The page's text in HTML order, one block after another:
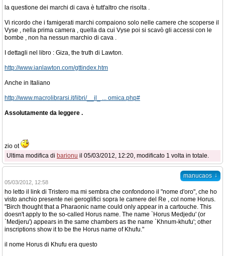
la questione dei marchi di cava è tutt'altro che risolta .
Vi ricordo che i famigerati marchi compaiono solo nelle camere che scoperse il
Vyse , nella prima camera , quella da cui Vyse poi si scavò gli accessi con le
bombe , non ha nessun marchio di cava .
I dettagli nel libro : Giza, the truth di Lawton.
http://www.ianlawton.com/gttindex.htm
Anche in Italiano
http://www.macrolibrarsi.it/libri/__il_ ... omica.php#
Assolutamente da leggere .
zio ot
Ultima modifica di barionu il 05/03/2012, 12:20, modificato 1 volta in totale.
manucaos ↓
05/03/2012, 12:58
ho letto il link di Tristero ma mi sembra che confondono il "nome d'oro", che ho
visto anchio presente nei geroglifici sopra le camere del Re , col nome Horus.
"Birch thought that a Pharaonic name could only appear in a cartouche. This
doesn't apply to the so-called Horus name. The name `Horus Medjedu' (or
`Medjeru') appears in the same chambers as the name `Khnum-khufu'; other
inscriptions show it to be the Horus name of Khufu."
il nome Horus di Khufu era questo